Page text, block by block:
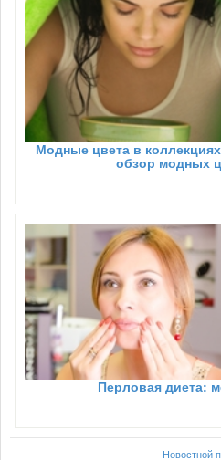
Модные цвета в
обзор модных
Перловая диета:
Новостной